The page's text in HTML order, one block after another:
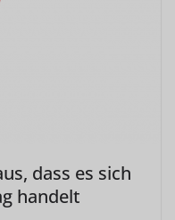
dass es sich
handelt